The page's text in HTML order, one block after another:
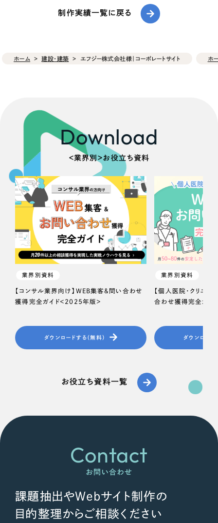
制作実績一覧に戻る
ホーム 建設・建築 エフジー株式会社様｜コーポレートサイト ホ
Download
＜業界別＞お役立ち資料
業界別資料
【コンサル業界向け】WEB集客＆問い合わせ
獲得完全ガイド＜2025年版＞
ダウンロードする（無料）
業界別資料
【個人医院・クリニッ
合わせ獲得完全ガイ
ダウンロード
お役立ち資料一覧
Contact
お問い合わせ
課題抽出やWebサイト制作の
目的整理からご相談ください